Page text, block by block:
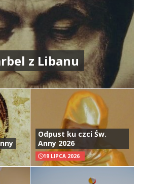
z Libanu
Odpust ku czci Św.
Anny 2026
19 LIPCA 2026